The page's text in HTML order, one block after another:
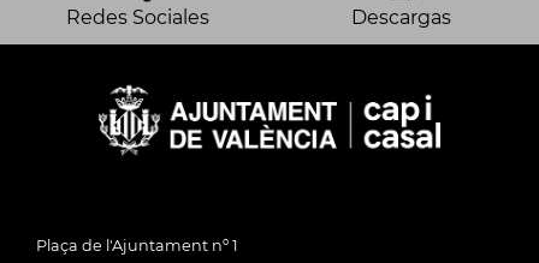
Redes Sociales Descargas
Plaça de l'Ajuntament nº 1